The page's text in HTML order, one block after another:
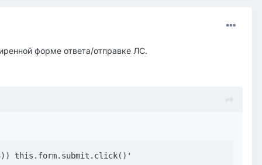
форме ответа/отправке ЛС.
this.form.submit.click()'